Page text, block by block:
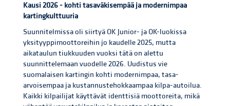
Kausi 2026 - kohti tasaväkisempää ja modernimpaa
kartingkulttuuria
Suunnitelmissa oli siirtyä OK Junior- ja OK-luokissa
yksityyppimoottoreihin jo kaudelle 2025, mutta
aikataulun tiukkuuden vuoksi tätä on alettu
suunnittelemaan vuodelle 2026. Uudistus vie
suomalaisen kartingin kohti modernimpaa, tasa-
arvoisempaa ja kustannustehokkaampaa kilpa-autoilua.
Kaikki kilpailijat käyttävät identtisiä moottoreita, mikä